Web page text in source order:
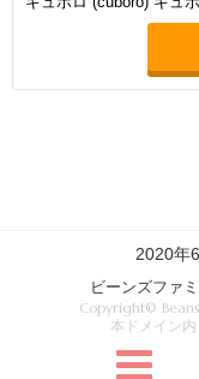
2020年
ビーンズファ
Copyright©
本ドメイン